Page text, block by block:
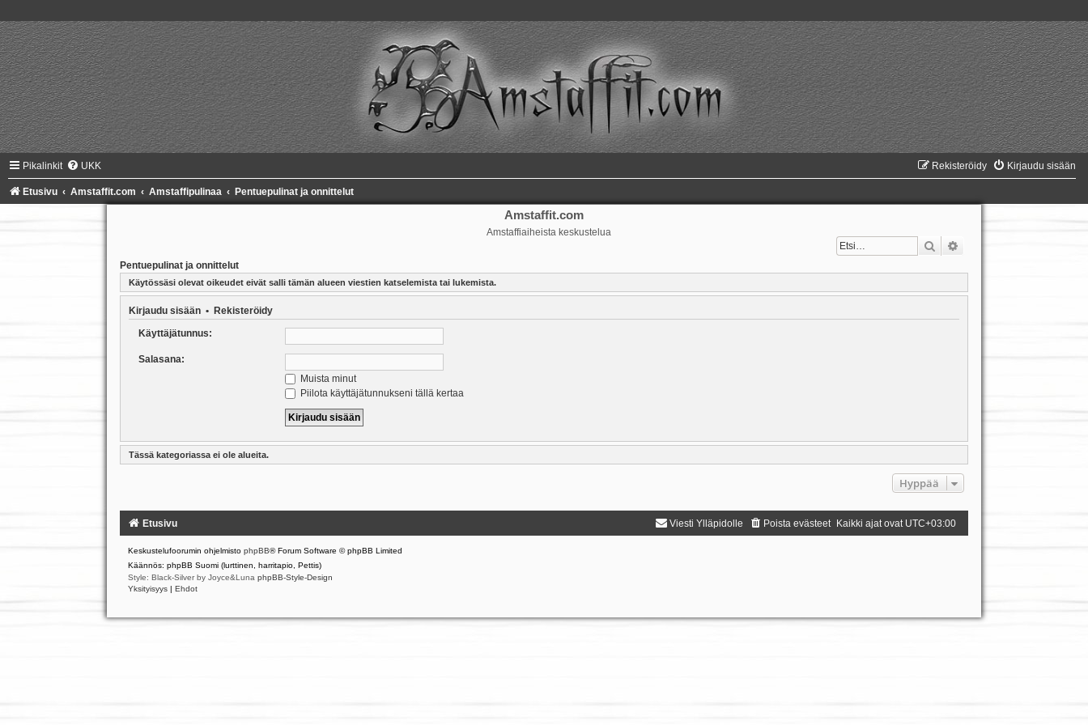
Pikalinkit UKK Kirjaudu sisään
Rekisteröidy
Etusivu Amstaffit.com Amstaffipulinaa Pentuepulinat ja onnittelut
Amstaffit.com
Amstaffiaiheista keskustelua
Etsi
Pentuepulinat ja onnittelut
Käytössäsi olevat oikeudet eivät salli tämän alueen viestien katselemista tai lukemista.
Kirjaudu sisään• Rekisteröidy
Käyttäjätunnus:
Salasana:
Muista minut
Piilota käyttäjätunnukseni tällä kertaa
Tässä kategoriassa ei ole alueita.
Hyppää
Etusivu Kaikki ajat ovat UTC+03:00
Poista evästeet
Viesti Ylläpidolle
Keskustelufoorumin ohjelmisto phpBB® Forum Software © phpBB Limited
Käännös: phpBB Suomi (lurttinen, harritapio, Pettis)
Style: Black-Silver by Joyce&Luna phpBB-Style-Design
Yksityisyys | Ehdot